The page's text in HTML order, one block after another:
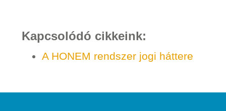
Kapcsolódó cikkeink:
A HONEM rendszer jogi háttere